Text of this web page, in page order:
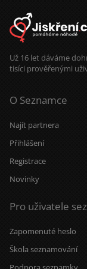
Už 16 let dáváme
tisíci prověřenými
O Seznamce
Najít partnera
Přihlášení
Registrace
Novinky
Pro uživatele
Zapomenuté heslo
Škola seznamování